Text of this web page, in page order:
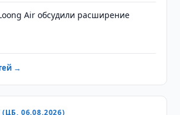
Air обсудили расширение
→
06.08.2026)